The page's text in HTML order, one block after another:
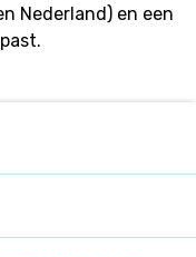
Nederland) en een